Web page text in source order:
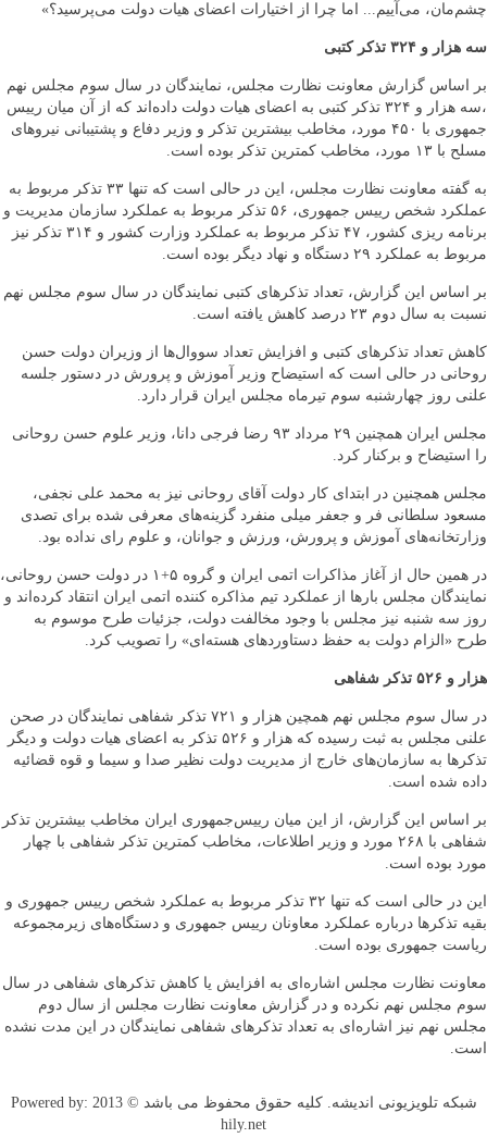
چشم‌مان، می‌آييم... اما چرا از اختيارات اعضای هيات دولت می‌پرسيد؟»
سه هزار و ۳۲۴ تذکر کتبی
بر اساس گزارش معاونت نظارت مجلس، نمايندگان در سال سوم مجلس نهم
،سه هزار و ۳۲۴ تذکر کتبی به اعضای هيات دولت داده‌اند که از آن ميان ریيس
جمهوری با ۴۵۰ مورد، مخاطب بيشترين تذکر و وزير دفاع و پشتيبانی نيروهای
مسلح با ۱۳ مورد، مخاطب کمترين تذکر بوده است.
به گفته معاونت نظارت مجلس، اين در حالی است که تنها ۳۳ تذکر مربوط به
عملکرد شخص ریيس جمهوری، ۵۶ تذکر مربوط به عملکرد سازمان مديريت و
برنامه‌ ريزی کشور، ۴۷ تذکر مربوط به عملکرد وزارت کشور و ۳۱۴ تذکر نيز
مربوط به عملکرد ۲۹ دستگاه و نهاد ديگر بوده‌ است.
بر اساس اين گزارش، تعداد تذکرهای کتبی نمايندگان در سال سوم مجلس نهم
نسبت به سال دوم ۲۳ درصد کاهش يافته‌ است.
کاهش تعداد تذکرهای کتبی و افزايش تعداد سووال‌ها از وزیران دولت حسن
روحانی در حالی است که استيضاح وزير آموزش و پرورش در دستور جلسه
علنی روز چهارشنبه سوم تيرماه مجلس ايران قرار دارد.
مجلس ايران همچنين ۲۹ مرداد ۹۳ رضا فرجی دانا، وزير علوم حسن روحانی
را استيضاح و برکنار کرد.
مجلس همچنين در ابتدای کار دولت آقای روحانی نيز به محمد علی نجفی،
مسعود سلطانی فر و جعفر ميلی منفرد گزينه‌های معرفی شده برای تصدی
وزارتخانه‌های آموزش و پرورش، ورزش و جوانان، و علوم رای نداده بود.
در همين حال از آغاز مذاکرات اتمی ايران و گروه ۵+۱ در دولت حسن روحانی،
نمايندگان مجلس بارها از عملکرد تيم مذاکره کننده اتمی ايران انتقاد کرده‌اند و
روز سه ‌شنبه نيز مجلس با وجود مخالفت دولت، جزئيات طرح موسوم به
طرح «الزام دولت به حفظ دستاوردهای هسته‌ای» را تصويب کرد.
هزار و ۵۲۶ تذکر شفاهی
در سال سوم مجلس نهم همچين هزار و ۷۲۱ تذکر شفاهی نمايندگان در صحن
علنی مجلس به ثبت رسيده که هزار و ۵۲۶ تذکر به اعضای هيات دولت‌ و ديگر
تذکرها به سازمان‌های خارج از مديريت دولت نظير صدا و سيما و قوه قضائيه
داده شده است.
بر اساس اين گزارش، از اين ميان ریيس‌جمهوری ایران مخاطب بيشترين تذکر
شفاهی با ۲۶۸ مورد و وزير اطلاعات، مخاطب کمترين تذکر شفاهی با چهار
مورد بوده‌ است.
اين در حالی است که تنها ۳۲ تذکر مربوط به عملکرد شخص ریيس جمهوری و
بقيه تذکرها درباره عملکرد معاونان ریيس جمهوری و دستگاه‌های زيرمجموعه
رياست جمهوری بوده است.
معاونت نظارت مجلس اشاره‌ای به افزايش يا کاهش تذکرهای شفاهی در سال
سوم مجلس نهم نکرده و در گزارش معاونت نظارت مجلس از سال دوم
مجلس نهم نيز اشاره‌ای به تعداد تذکرهای شفاهی نمايندگان در اين مدت نشده
است.
شبکه تلویزیونی اندیشه. کلیه حقوق محفوظ می باشد ©
2013 Powered by:
hily.net